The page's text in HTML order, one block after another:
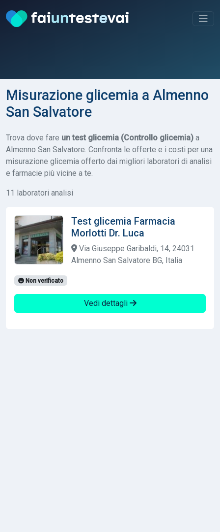
Misurazione glicemia a Almenno
San Salvatore
Trova dove fare un test glicemia (Controllo glicemia) a
Almenno San Salvatore. Confronta le offerte e i costi per una
misurazione glicemia offerto dai migliori laboratori di analisi
e farmacie più vicine a te.
11 laboratori analisi
Test glicemia Farmacia
Morlotti Dr. Luca
Via Giuseppe Garibaldi, 14, 24031
Almenno San Salvatore BG, Italia
Non verificato
Vedi dettagli